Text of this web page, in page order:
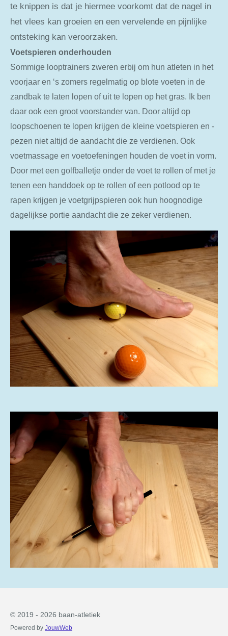
te knippen is dat je hiermee voorkomt dat de nagel in
het vlees kan groeien en een vervelende en pijnlijke
ontsteking kan veroorzaken.
Voetspieren onderhouden
Sommige looptrainers zweren erbij om hun atleten in het
voorjaar en ‘s zomers regelmatig op blote voeten in de
zandbak te laten lopen of uit te lopen op het gras. Ik ben
daar ook een groot voorstander van. Door altijd op
loopschoenen te lopen krijgen de kleine voetspieren en -
pezen niet altijd de aandacht die ze verdienen. Ook
voetmassage en voetoefeningen houden de voet in vorm.
Door met een golfballetje onder de voet te rollen of met je
tenen een handdoek op te rollen of een potlood op te
rapen krijgen je voetgrijpspieren ook hun hoognodige
dagelijkse portie aandacht die ze zeker verdienen.
© 2019 - 2026 baan-atletiek
Powered by JouwWeb